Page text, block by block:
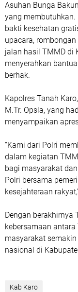
Asuhan Bunga
yang
bakti kesehatan
upacara,
jalan hasil TMMD di
menyerahkan
berhak.
Kapolres Tanah
M.Tr. Opsla, yang
menyampaikan
“Kami dari Polri
dalam kegiatan
bagi masyarakat
Polri bersama
kesejahteraan
Dengan berakhirnya
kebersamaan antara
masyarakat
nasional di
Kab Karo